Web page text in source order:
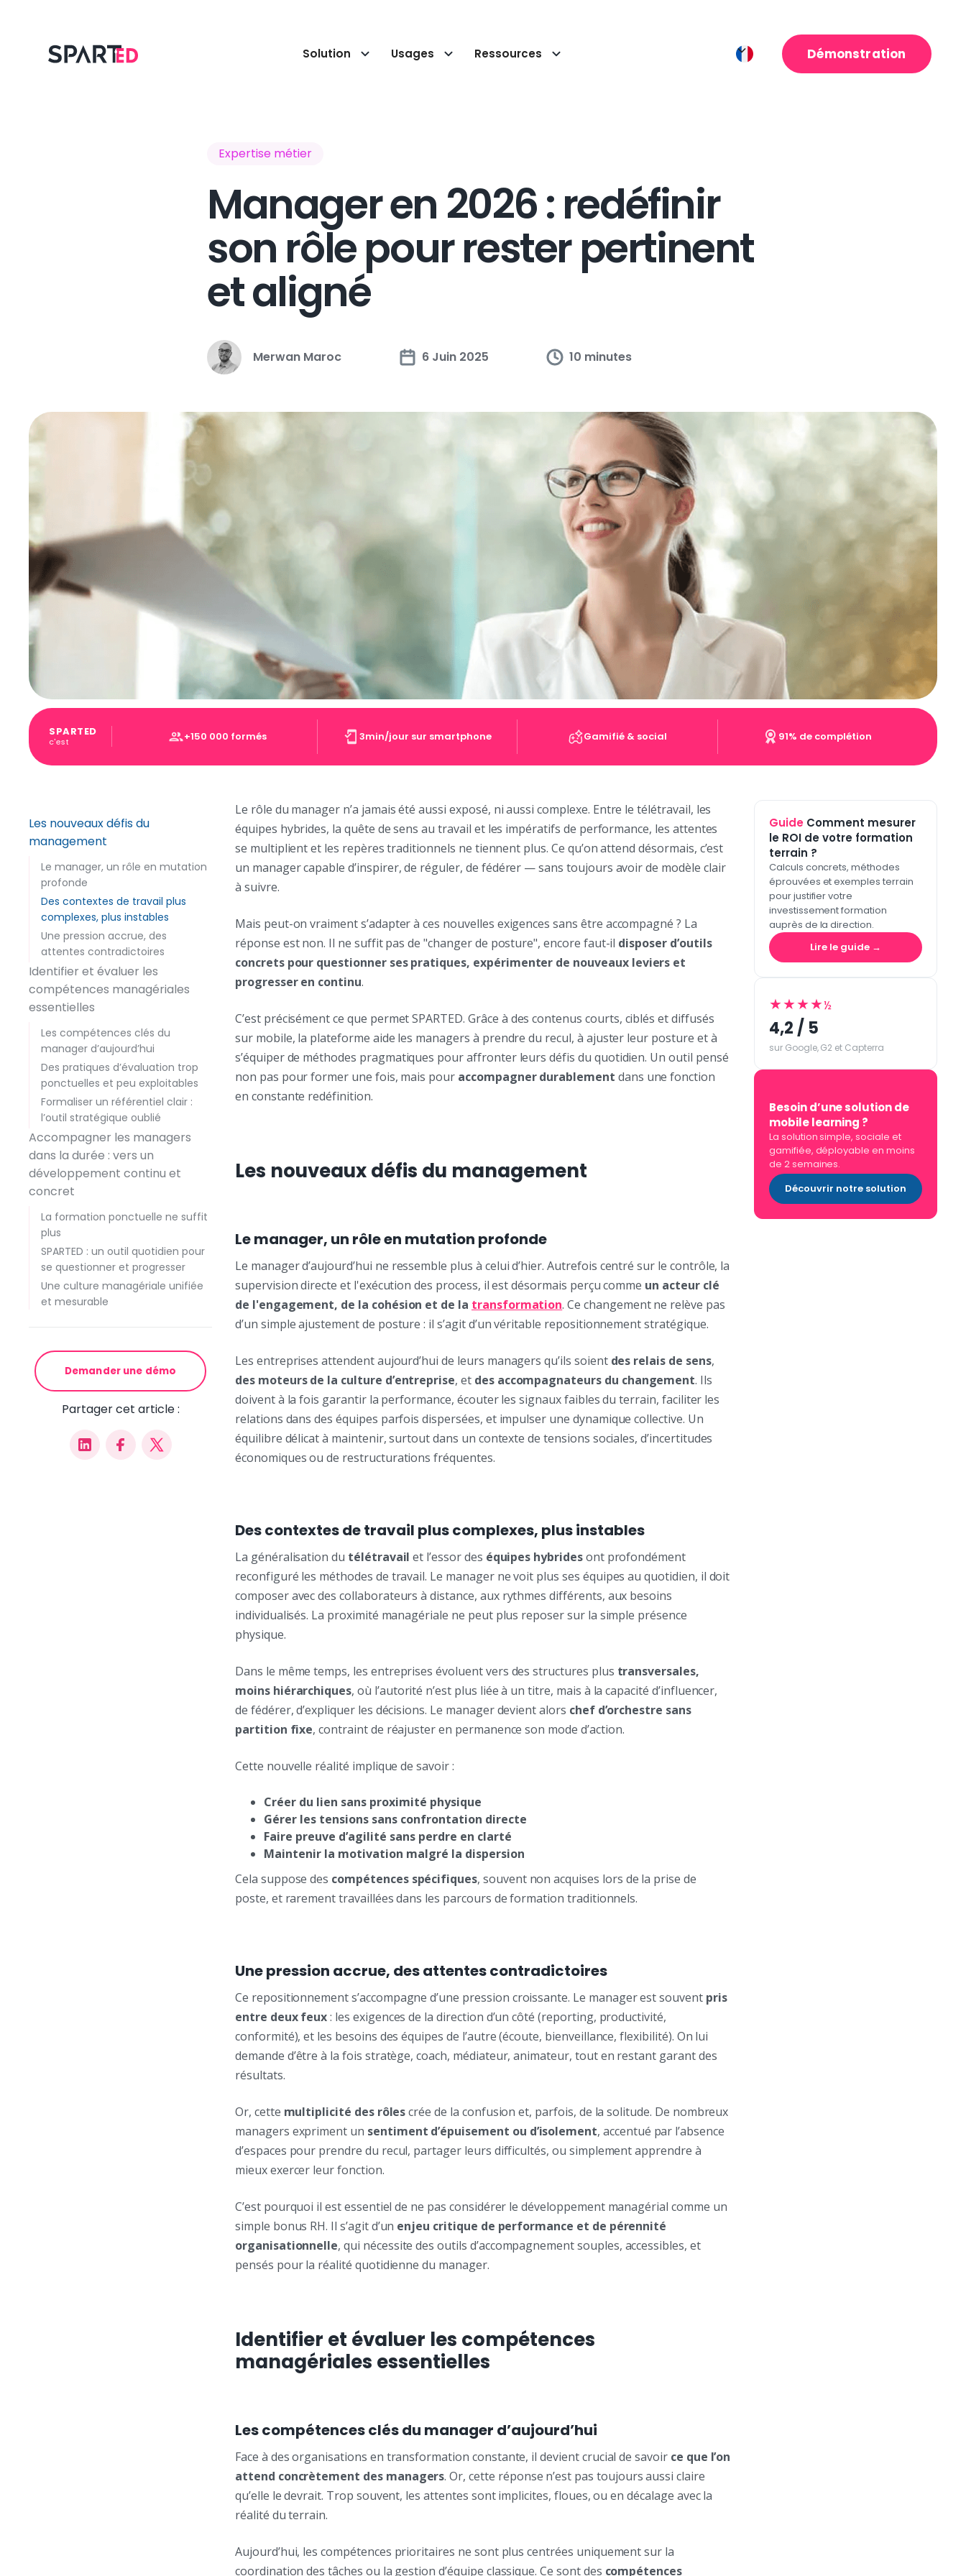
Solution Usages Ressources Démonstration
Expertise métier
Manager en 2026 : redéfinir
son rôle pour rester pertinent
et aligné
Merwan Maroc 6 Juin 2025 10 minutes
SPARTED
c'est +150 000 formés 3min/jour sur smartphone Gamifié & social 91% de complétion
Les nouveaux défis du
management
Le manager, un rôle en mutation
profonde
Des contextes de travail plus
complexes, plus instables
Une pression accrue, des
attentes contradictoires
Identifier et évaluer les
compétences managériales
essentielles
Les compétences clés du
manager d’aujourd’hui
Des pratiques d’évaluation trop
ponctuelles et peu exploitables
Formaliser un référentiel clair :
l’outil stratégique oublié
Accompagner les managers
dans la durée : vers un
développement continu et
concret
La formation ponctuelle ne suffit
plus
SPARTED : un outil quotidien pour
se questionner et progresser
Une culture managériale unifiée
et mesurable
Demander une démo
Partager cet article :
Le rôle du manager n’a jamais été aussi exposé, ni aussi complexe. Entre le télétravail, les
équipes hybrides, la quête de sens au travail et les impératifs de performance, les attentes
se multiplient et les repères traditionnels ne tiennent plus. Ce qu’on attend désormais, c’est
un manager capable d’inspirer, de réguler, de fédérer — sans toujours avoir de modèle clair
à suivre.
Mais peut-on vraiment s’adapter à ces nouvelles exigences sans être accompagné ? La
réponse est non. Il ne suffit pas de "changer de posture", encore faut-il disposer d’outils
concrets pour questionner ses pratiques, expérimenter de nouveaux leviers et
progresser en continu.
C’est précisément ce que permet SPARTED. Grâce à des contenus courts, ciblés et diffusés
sur mobile, la plateforme aide les managers à prendre du recul, à ajuster leur posture et à
s’équiper de méthodes pragmatiques pour affronter leurs défis du quotidien. Un outil pensé
non pas pour former une fois, mais pour accompagner durablement dans une fonction
en constante redéfinition.
Les nouveaux défis du management
Le manager, un rôle en mutation profonde
Le manager d’aujourd’hui ne ressemble plus à celui d’hier. Autrefois centré sur le contrôle, la
supervision directe et l'exécution des process, il est désormais perçu comme un acteur clé
de l'engagement, de la cohésion et de la transformation. Ce changement ne relève pas
d’un simple ajustement de posture : il s’agit d’un véritable repositionnement stratégique.
Les entreprises attendent aujourd’hui de leurs managers qu’ils soient des relais de sens,
des moteurs de la culture d’entreprise, et des accompagnateurs du changement. Ils
doivent à la fois garantir la performance, écouter les signaux faibles du terrain, faciliter les
relations dans des équipes parfois dispersées, et impulser une dynamique collective. Un
équilibre délicat à maintenir, surtout dans un contexte de tensions sociales, d’incertitudes
économiques ou de restructurations fréquentes.
Des contextes de travail plus complexes, plus instables
La généralisation du télétravail et l’essor des équipes hybridesont profondément
reconfiguré les méthodes de travail. Le manager ne voit plus ses équipes au quotidien, il doit
composer avec des collaborateurs à distance, aux rythmes différents, aux besoins
individualisés. La proximité managériale ne peut plus reposer sur la simple présence
physique.
Dans le même temps, les entreprises évoluent vers des structures plus transversales,
moins hiérarchiques, où l’autorité n’est plus liée à un titre, mais à la capacité d’influencer,
de fédérer, d’expliquer les décisions. Le manager devient alors chef d’orchestre sans
partition fixe, contraint de réajuster en permanence son mode d’action.
Cette nouvelle réalité implique de savoir :
Créer du lien sans proximité physique
Gérer les tensions sans confrontation directe
Faire preuve d’agilité sans perdre en clarté
Maintenir la motivation malgré la dispersion
Cela suppose des compétences spécifiques, souvent non acquises lors de la prise de
poste, et rarement travaillées dans les parcours de formation traditionnels.
Une pression accrue, des attentes contradictoires
Ce repositionnement s’accompagne d’une pression croissante. Le manager est souvent pris
entre deux feux: les exigences de la direction d’un côté (reporting, productivité,
conformité), et les besoins des équipes de l’autre (écoute, bienveillance, flexibilité). On lui
demande d’être à la fois stratège, coach, médiateur, animateur, tout en restant garant des
résultats.
Or, cette multiplicité des rôlescrée de la confusion et, parfois, de la solitude. De nombreux
managers expriment un sentiment d’épuisement ou d’isolement, accentué par l’absence
d’espaces pour prendre du recul, partager leurs difficultés, ou simplement apprendre à
mieux exercer leur fonction.
C’est pourquoi il est essentiel de ne pas considérer le développement managérial comme un
simple bonus RH. Il s’agit d’un enjeu critique de performance et de pérennité
organisationnelle, qui nécessite des outils d’accompagnement souples, accessibles, et
pensés pour la réalité quotidienne du manager.
Identifier et évaluer les compétences
managériales essentielles
Les compétences clés du manager d’aujourd’hui
Face à des organisations en transformation constante, il devient crucial de savoir ce que l’on
attend concrètement des managers. Or, cette réponse n’est pas toujours aussi claire
qu’elle le devrait. Trop souvent, les attentes sont implicites, floues, ou en décalage avec la
réalité du terrain.
Aujourd’hui, les compétences prioritaires ne sont plus centrées uniquement sur la
coordination des tâches ou la gestion d’équipe classique. Ce sont des compétences
Guide Comment mesurer
le ROI de votre formation
terrain ?
Calculs concrets, méthodes
éprouvées et exemples terrain
pour justifier votre
investissement formation
auprès de la direction.
Lire le guide →
★★★★½
4,2 / 5
sur Google, G2 et Capterra
Besoin d’une solution de
mobile learning ?
La solution simple, sociale et
gamifiée, déployable en moins
de 2 semaines.
Découvrir notre solution